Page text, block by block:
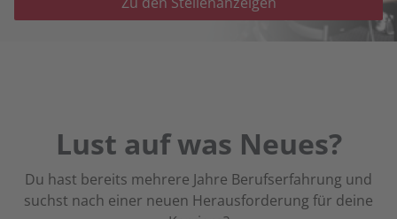
Lust auf was Neues?
Du hast bereits mehrere Jahre Berufserfahrung und
suchst nach einer neuen Herausforderung für deine